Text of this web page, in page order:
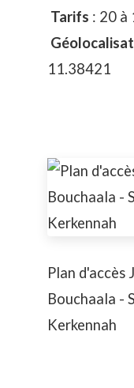
Tarifs : 20 à
11.38421
Plan d'accès
Bouchaala -
Kerkennah